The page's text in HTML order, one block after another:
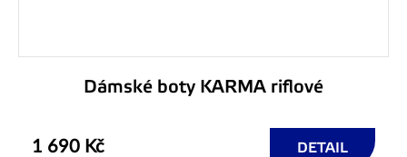
Dámské boty KARMA riflové
1 690 Kč DETAIL